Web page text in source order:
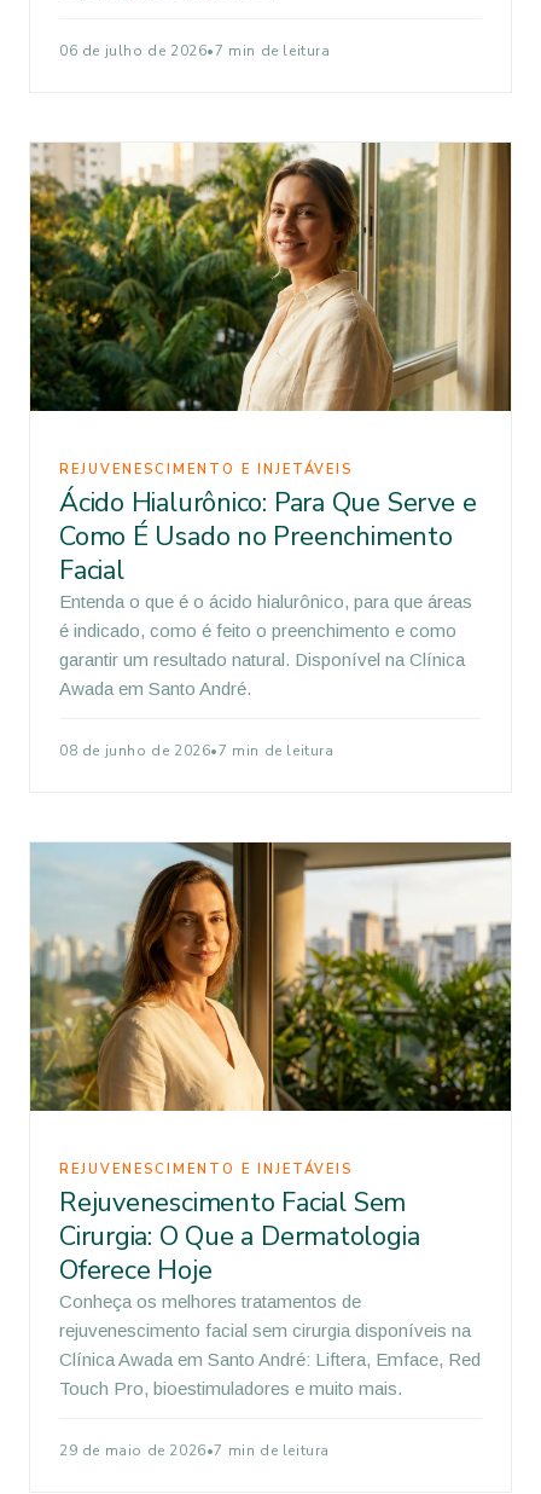
06 de julho de 2026•7 min de leitura
REJUVENESCIMENTO E INJETÁVEIS
Ácido Hialurônico: Para Que Serve e
Como É Usado no Preenchimento
Facial
Entenda o que é o ácido hialurônico, para que áreas
é indicado, como é feito o preenchimento e como
garantir um resultado natural. Disponível na Clínica
Awada em Santo André.
08 de junho de 2026•7 min de leitura
REJUVENESCIMENTO E INJETÁVEIS
Rejuvenescimento Facial Sem
Cirurgia: O Que a Dermatologia
Oferece Hoje
Conheça os melhores tratamentos de
rejuvenescimento facial sem cirurgia disponíveis na
Clínica Awada em Santo André: Liftera, Emface, Red
Touch Pro, bioestimuladores e muito mais.
29 de maio de 2026•7 min de leitura